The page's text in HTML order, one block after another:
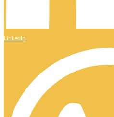
LinkedIn